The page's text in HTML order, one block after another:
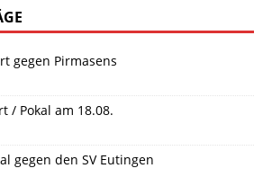
gegen Pirmasens
/ Pokal am 18.08.
gegen den SV Eutingen